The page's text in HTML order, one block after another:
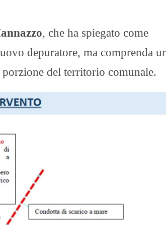
, che ha spiegato come
depuratore, ma comprenda
porzione del territorio comunale.